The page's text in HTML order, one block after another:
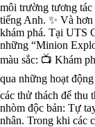
môi trường tương
tiếng Anh. ✨ Và
khám phá. Tại UTS
những “Minion
màu sắc: 📺 Khám
qua những hoạt
các thử thách để thu
nhòm độc bản: Tự
nhân. Trong khi các